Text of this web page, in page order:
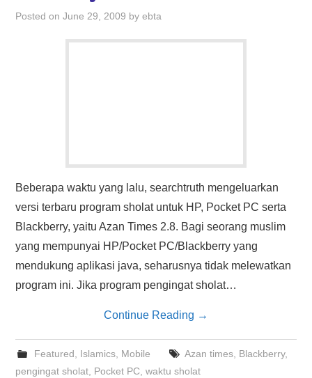
HASIL PENCARIAN
Posted onJune 29, 2009 byebta
Beberapa waktu yang lalu, searchtruth mengeluarkan
versi terbaru program sholat untuk HP, Pocket PC serta
Blackberry, yaitu Azan Times 2.8. Bagi seorang muslim
yang mempunyai HP/Pocket PC/Blackberry yang
mendukung aplikasi java, seharusnya tidak melewatkan
program ini. Jika program pengingat sholat…
Continue Reading →
Featured Islamics, Mobile Azan times, Blackberry,
pengingat sholat Pocket PC ,waktu sholat